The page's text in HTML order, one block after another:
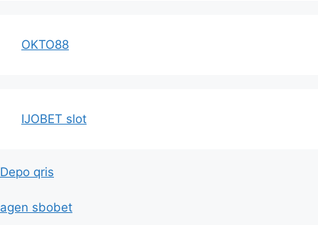
OKTO88
IJOBET slot
Depo qris
agen sbobet